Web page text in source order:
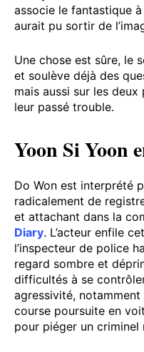
associe le fantastique
aurait pu sortir de
Une chose est sûre, le
et soulève déjà des
mais aussi sur les
leur passé trouble.
Yoon Si Yoon
Do Won est interprété
radicalement de
et attachant dans la
Diary. L’acteur enfile
l’inspecteur de police
regard sombre et
difficultés à se
agressivité, notamment
course poursuite en
pour piéger un criminel